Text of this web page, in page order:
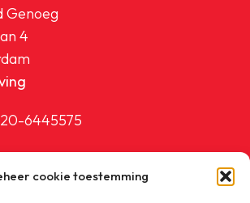
cookie toestemming
Genoeg
4
6445575